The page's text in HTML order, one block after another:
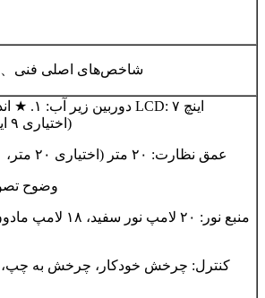
شاخص‌های اصلی فنی
(اختیاری ۹ اینچ، ۱۰ اینچ، ۱۳.۳ اینچ)
۲. ★عمق نظارت: ۲۰ متر (اختیاری ۲۰ متر، ۵۰ متر، ۱۰۰ متر)
۳. ★ وضوح تصویر: